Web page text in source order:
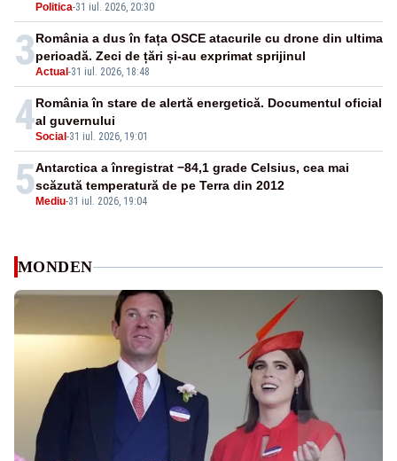
Politica-31 iul. 2026, 20:30
3Actual -31 iul. 2026, 18:48
România a dus în fața OSCE atacurile cu drone din ultima
perioadă. Zeci de țări și-au exprimat sprijinul
4Social -31 iul. 2026, 19:01
România în stare de alertă energetică. Documentul oficial
al guvernului
5 Mediu-31 iul. 2026, 19:04
Antarctica a înregistrat −84,1 grade Celsius, cea mai
scăzută temperatură de pe Terra din 2012
MONDEN